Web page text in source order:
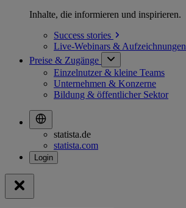
Inhalte, die informieren und inspirieren.
Success stories
Live-Webinars & Aufzeichnungen
Preise & Zugänge
Einzelnutzer & kleine Teams
Unternehmen & Konzerne
Bildung & öffentlicher Sektor
statista.de
statista.com